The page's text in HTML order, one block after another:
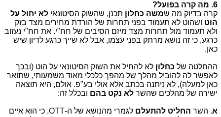
6. מה קרה בפועל?
קרה בדיוק מה שמשה כחלון תכנן, שהשוק הסיטונאי לא יחול על
הוט ושהוט לא תעמוד בפני תחרות של הורדת מחירים מצד בזק
ולא תעמוד מול תחרות מצד מיזם הסיבים של חח"י. את חח"י נעזוב
כרגע, כי זה נושא מרתק בפני עצמו, אבל לא שייך כרגע לדיון שיש
כאן.
ההחלטה של כחלון לא להחיל את השוק הסיטונאי על הוט (ובכך
לאפשר לה להוביל מהלך של מהפך כלכלי מאוד משמעותי, שתואר
כאן למעלה), לא ניתנה בכתב אלא אולי בע"פ. אולם, היא תוצאה
ישירה של מהלכים שהשר לא נקט בהם ובכלל זה:
א. השר החליט להתעלם לגמרי מהנושא של ה-OTT, כי הוא איים